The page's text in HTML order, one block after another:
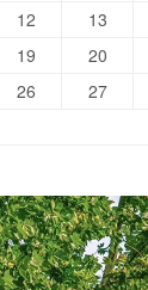
12 13
19 20
26 27